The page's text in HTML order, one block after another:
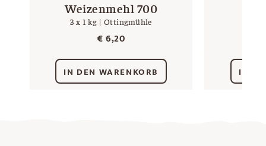
Weizenmehl 700
3 x 1 kg | Ottingmühle
€6,20
IN DEN WARENKORB IN